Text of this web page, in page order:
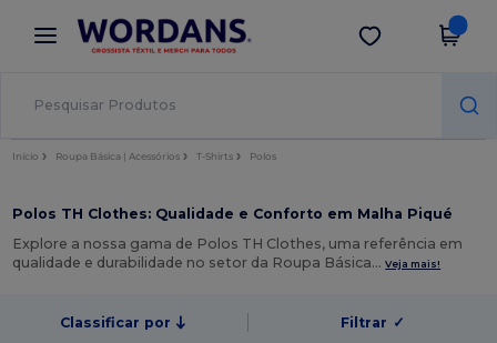
× App Wordans
Melhores preços na app!
Obter app
Início Roupa Básica | Acessórios T-Shirts Polos
Polos TH Clothes: Qualidade e Conforto em Malha Piqué
Explore a nossa gama de Polos TH Clothes, uma referência em
qualidade e durabilidade no setor da Roupa Básica…Veja mais!
Classificar por Filtrar ✓